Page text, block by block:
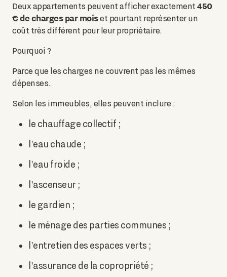
Deux appartements peuvent afficher exactement 450
€ de charges par moiset pourtant représenter un
coût très différent pour leur propriétaire.
Pourquoi ?
Parce que les charges ne couvrent pas les mêmes
dépenses.
Selon les immeubles, elles peuvent inclure :
le chauffage collectif ;
l'eau chaude ;
l'eau froide ;
l'ascenseur ;
le gardien ;
le ménage des parties communes ;
l'entretien des espaces verts ;
l'assurance de la copropriété ;